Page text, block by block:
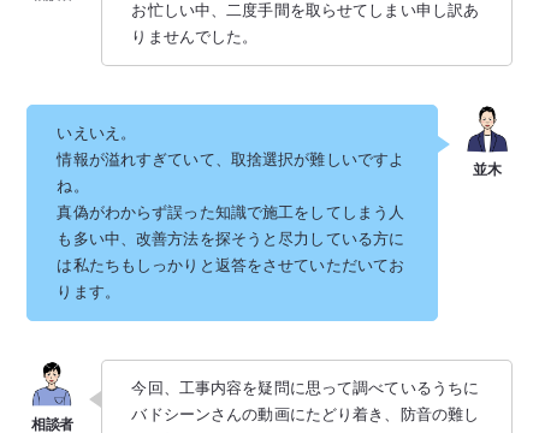
お忙しい中、二度手間を取らせてしまい申し訳あ
りませんでした。
いえいえ。
情報が溢れすぎていて、取捨選択が難しいですよ
ね。
真偽がわからず誤った知識で施工をしてしまう人
も多い中、改善方法を探そうと尽力している方に
は私たちもしっかりと返答をさせていただいてお
ります。
今回、工事内容を疑問に思って調べているうちに
バドシーンさんの動画にたどり着き、防音の難し